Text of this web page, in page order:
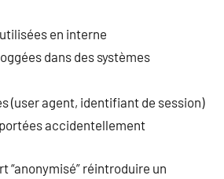
en interne
dans des systèmes
(user agent, identifiant de session)
accidentellement
“anonymisé” réintroduire un